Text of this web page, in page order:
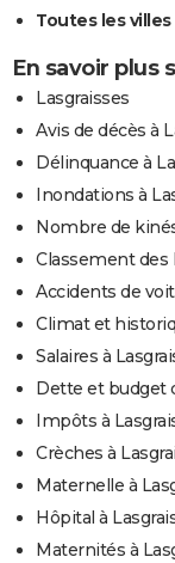
Toutes les villes
En savoir plus
Lasgraisses
Avis de décès à
Délinquance à
Inondations à
Nombre de
Classement des
Accidents de
Climat et
Salaires à
Dette et budget
Impôts à
Crèches à
Maternelle à
Hôpital à
Maternités à